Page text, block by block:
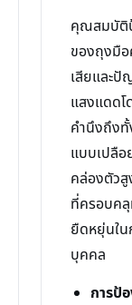
คุณสมบัติ
ของถุงมื
เสียและปั
แสงแดดโ
คำนึงถึง
แบบเปลื
คล่องตัวสู
ที่ครอบค
ยืดหยุ่นใน
บุคคล
การป้